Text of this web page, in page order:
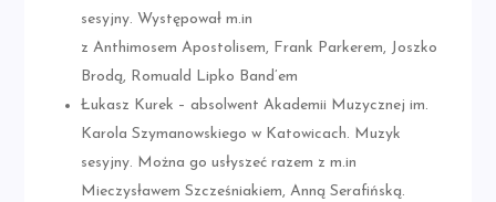
sesyjny. Występował m.in
z Anthimosem Apostolisem, Frank Parkerem, Joszko
Brodą, Romuald Lipko Band’em
Łukasz Kurek – absolwent Akademii Muzycznej im.
Karola Szymanowskiego w Katowicach. Muzyk
sesyjny. Można go usłyszeć razem z m.in
Mieczysławem Szcześniakiem, Anną Serafińską.